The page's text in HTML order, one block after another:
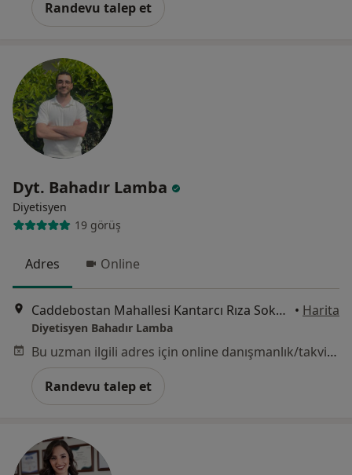
Randevu talep et
Dyt. Bahadır Lamba
Diyetisyen
19 görüş
Adres Online
Caddebostan Mahallesi Kantarcı Rıza Sokak Güneş Apartmanı N0:16, İstanbul • Harita
Diyetisyen Bahadır Lamba
Bu uzman ilgili adres için online danışmanlık/takvim sunmuyor.
Randevu talep et